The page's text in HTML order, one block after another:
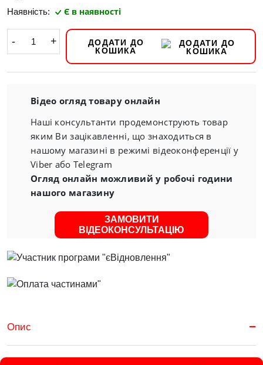
Наявність: Є в наявності
- +
ДОДАТИ ДО
КОШИКА
Відео огляд товару онлайн
Наші консультанти продемонструють товар
яким Ви зацікавленні, що знаходиться в
нашому магазині в режимі відеоконференції у
Viber або Telegram
Огляд онлайн можливий у робочі години
нашого магазину
ЗАМОВИТИ
ВІДЕОКОНСУЛЬТАЦІЮ
Опис